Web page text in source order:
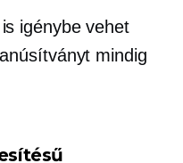
igénybe vehet
mindig